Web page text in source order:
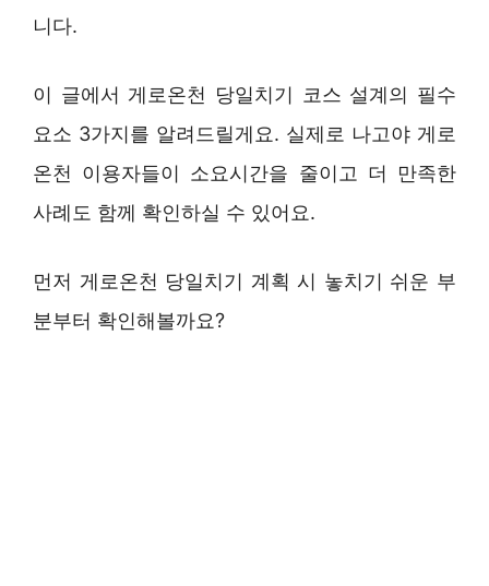
니다.
이 글에서 게로온천 당일치기 코스 설계의 필수
요소 3가지를 알려드릴게요. 실제로 나고야 게로
온천 이용자들이 소요시간을 줄이고 더 만족한
사례도 함께 확인하실 수 있어요.
먼저 게로온천 당일치기 계획 시 놓치기 쉬운 부
분부터 확인해볼까요?